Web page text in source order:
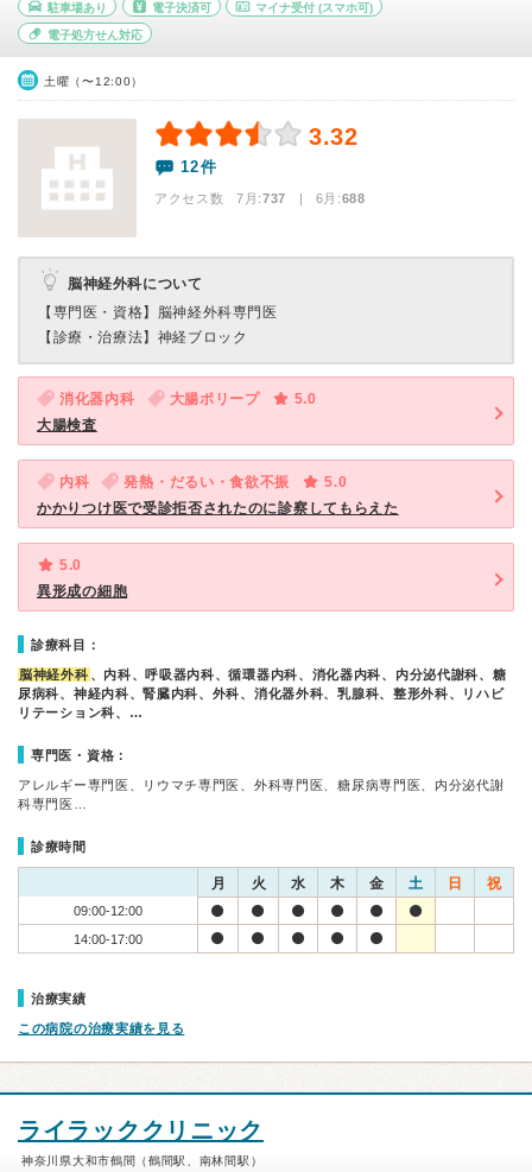
駐車場あり 電子決済可 マイナ受付 (スマホ可)
電子処方せん対応
土曜（〜12:00）
3.32
12件
アクセス数 7月:737 | 6月:688
脳神経外科について
【専門医・資格】 脳神経外科専門医
【診療・治療法】 神経ブロック
消化器内科 大腸ポリープ
5.0
大腸検査
内科 発熱・だるい・食欲不振
5.0
かかりつけ医で受診拒否されたのに診察してもらえた
5.0
異形成の細胞
診療科目：
脳神経外科 、内科、呼吸器内科、循環器内科、消化器内科、内分泌代謝科、糖
尿病科、神経内科、腎臓内科、外科、消化器外科、乳腺科、整形外科、リハビ
リテーション科、…
専門医・資格：
アレルギー専門医、リウマチ専門医、外科専門医、糖尿病専門医、内分泌代謝
科専門医…
診療時間
月 火 水 木 金 土 日 祝
09:00-12:00
14:00-17:00
治療実績
この病院の治療実績を見る
ライラッククリニック
神奈川県大和市鶴間（鶴間駅、南林間駅）